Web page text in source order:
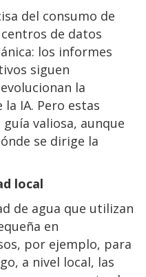
del consumo de
de datos
los informes
siguen
la
IA. Pero estas
valiosa, aunque
se dirige la
local
de agua que utilizan
en
por ejemplo, para
a nivel local, las